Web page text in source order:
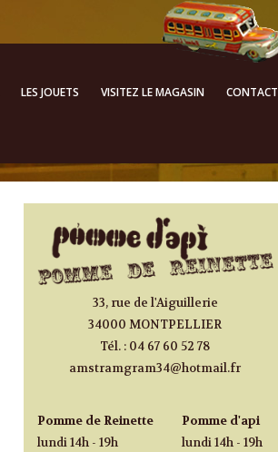
LES JOUETS VISITEZ LE MAGASIN CONTACT
33, rue de l'Aiguillerie
34000 MONTPELLIER
Tél. : 04 67 60 52 78
amstramgram34@hotmail.fr
Pomme de Reinette
lundi 14h - 19h
Pomme d'api
lundi 14h - 19h